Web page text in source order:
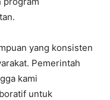
yang konsisten
Pemerintah
kami
untuk